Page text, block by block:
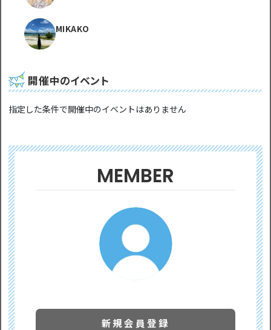
MIKAKO
開催中のイベント
指定した条件で開催中のイベントはありません
MEMBER
新規会員登録